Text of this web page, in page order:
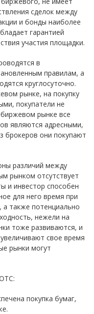
сделок между
и бонды наиболее
гарантией
участия площадки.
в
правилам, а
круглосуточно.
рынке, на покупку
покупатели не
рынке все
являются адресными,
брокеров они покупают
различий между
рынком отсутствует
и инвестор способен
для него время при
а также потенциально
нежели на
тоже развиваются, и
свое время
рынки могут
покупка бумаг,